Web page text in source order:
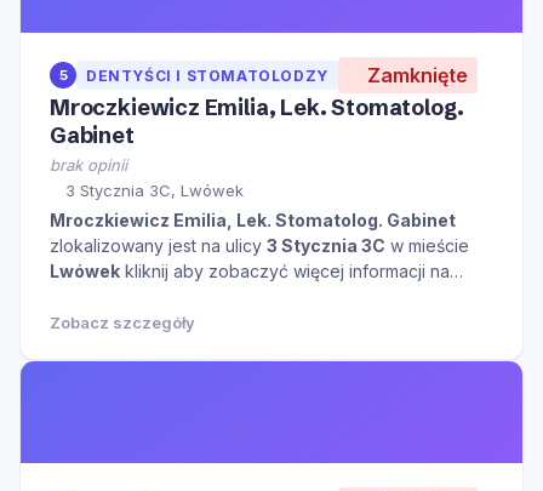
5 DENTYŚCI I STOMATOLODZY Zamknięte
Mroczkiewicz Emilia, Lek. Stomatolog.
Gabinet
brak opinii
3 Stycznia 3C, Lwówek
Mroczkiewicz Emilia, Lek. Stomatolog. Gabinet
zlokalizowany jest na ulicy 3 Stycznia 3C w mieście
Lwówek kliknij aby zobaczyć więcej informacji na
Zobacz szczegóły